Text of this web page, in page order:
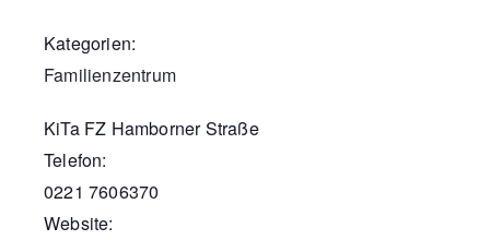
Kategorien:
Familienzentrum
KiTa FZ Hamborner Straße
Telefon:
0221 7606370
Website: